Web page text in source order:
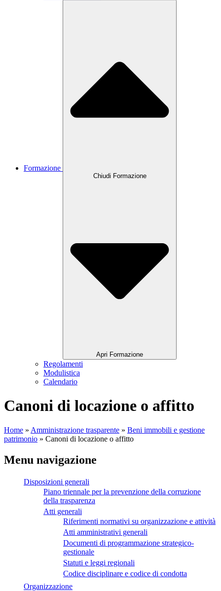
Formazione
Chiudi Formazione
Apri Formazione
Regolamenti
Modulistica
Calendario
Canoni di locazione o affitto
Home » Amministrazione trasparente » Beni immobili e gestione
patrimonio » Canoni di locazione o affitto
Menu navigazione
Disposizioni generali
Piano triennale per la prevenzione della corruzione
della trasparenza
Atti generali
Riferimenti normativi su organizzazione e attività
Atti amministrativi generali
Documenti di programmazione strategico-
gestionale
Statuti e leggi regionali
Codice disciplinare e codice di condotta
Organizzazione